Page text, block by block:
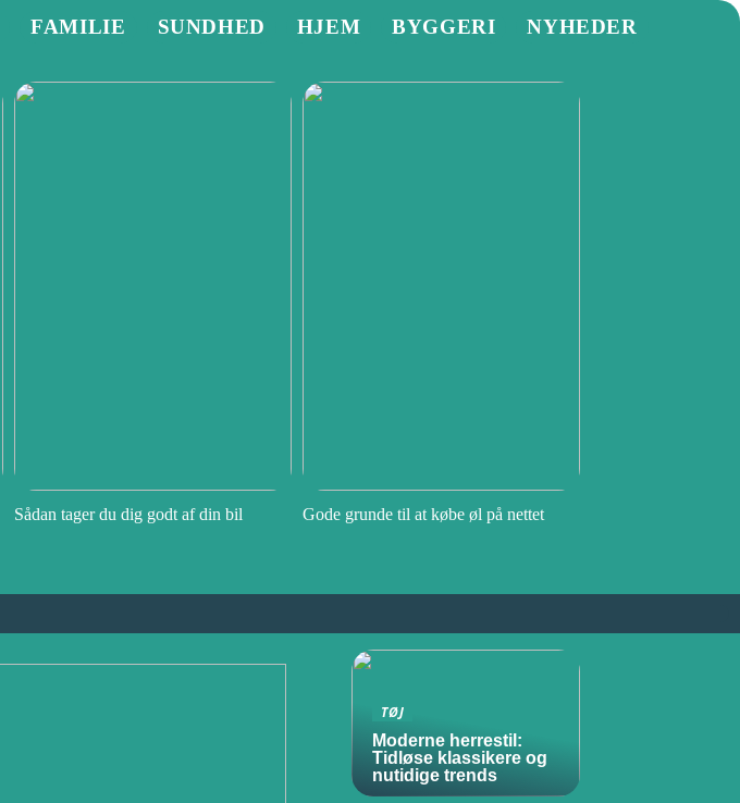
FAMILIE SUNDHED HJEM BYGGERI NYHEDER
Sådan tager du dig godt af din bil Gode grunde til at købe øl på nettet
TØJ
Moderne herrestil:
Tidløse klassikere og
nutidige trends